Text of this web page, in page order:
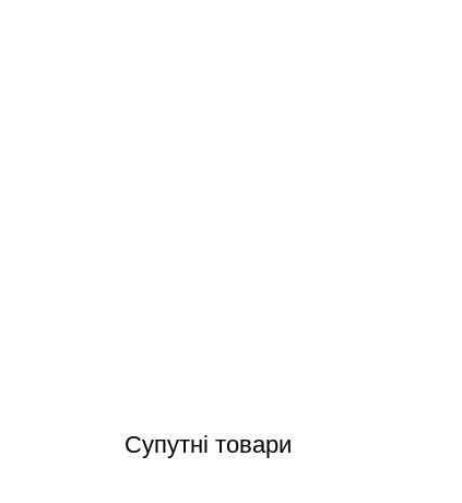
Супутні товари